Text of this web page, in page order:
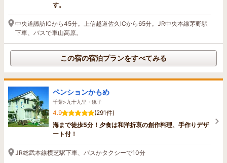
す。
中央道諏訪ICから45分。上信越道佐久ICから65分。JR中央本線茅野駅
下車、バスで車山高原。
この宿の宿泊プランをすべてみる
ペンションかもめ
千葉>九十九里・銚子
4.9
(291件)
海まで徒歩5分！夕食は和洋折衷の創作料理、手作りデザ
ート付！
JR総武本線横芝駅下車、バスかタクシーで10分